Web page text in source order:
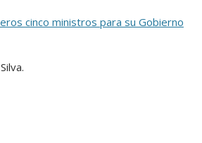
cinco ministros para su Gobierno